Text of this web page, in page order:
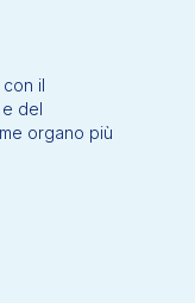
con il
e del
organo più